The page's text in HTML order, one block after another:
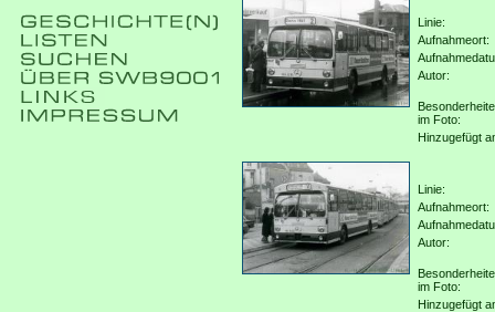
Linie:
Aufnahmeort:
Autor:
im Foto:
Hinzugefügt
Linie:
Aufnahmeort:
Autor:
im Foto:
Hinzugefügt